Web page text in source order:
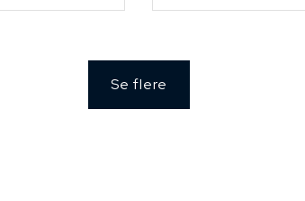
Se flere